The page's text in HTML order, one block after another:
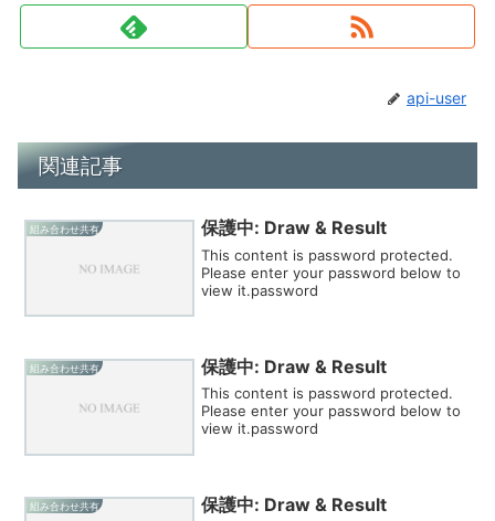
api-user
関連記事
組み合わせ共有 保護中: Draw & Result
This content is password protected.
Please enter your password below to
view it.password
組み合わせ共有 保護中: Draw & Result
This content is password protected.
Please enter your password below to
view it.password
組み合わせ共有 保護中: Draw & Result